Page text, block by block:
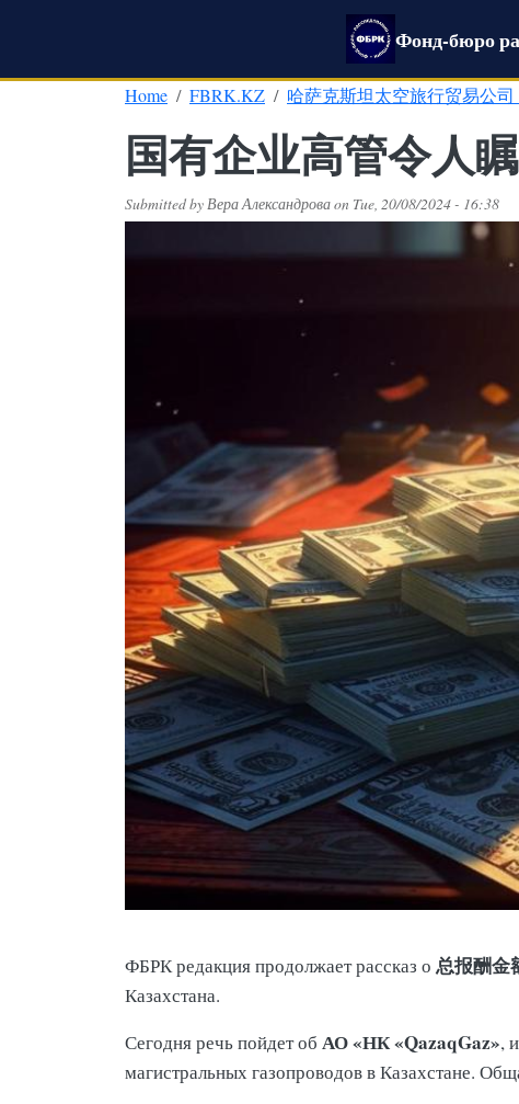
Фонд-бюро
Home FBRK.KZ 哈萨克斯坦太空旅行贸易公
国有企业高管令人
Submitted byВера Александроваon Tue, 20/08/2024 - 16:38
ФБРК редакция продолжает рассказ о 总报酬金
Казахстана.
Сегодня речь пойдет об АО «НК «QazaqGaz»,
магистральных газопроводов в Казахстане.